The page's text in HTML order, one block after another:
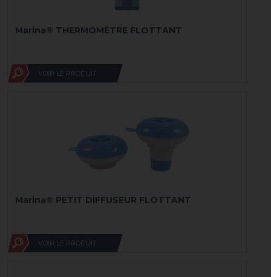
Marina® THERMOMÈTRE FLOTTANT
VOIR LE PRODUIT
Marina® PETIT DIFFUSEUR FLOTTANT
VOIR LE PRODUIT